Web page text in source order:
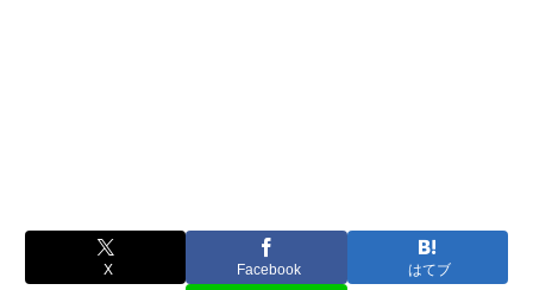
X Facebook はてブ